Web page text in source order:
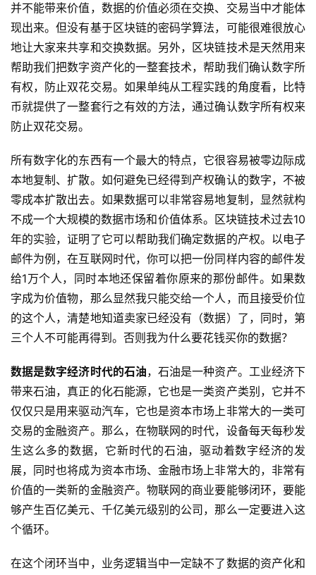
并不能带来价值，数据的价值必须在交换、交易当中才能体
现出来。但没有基于区块链的密码学算法，可能很难很放心
地让大家来共享和交换数据。另外，区块链技术是天然用来
帮助我们把数字资产化的一整套技术，帮助我们确认数字所
有权，防止双花交易。如果单纯从工程实践的角度看，比特
币就提供了一整套行之有效的方法，通过确认数字所有权来
防止双花交易。
所有数字化的东西有一个最大的特点，它很容易被零边际成
本地复制、扩散。如何避免已经得到产权确认的数字，不被
零成本扩散出去。如果数据可以非常容易地复制，显然就构
不成一个大规模的数据市场和价值体系。区块链技术过去10
年的实验，证明了它可以帮助我们确定数据的产权。以电子
邮件为例，在互联网时代，你可以把一份同样内容的邮件发
给1万个人，同时本地还保留着你原来的那份邮件。如果数
字成为价值物，那么显然我只能交给一个人，而且接受价位
的这个人，清楚地知道卖家已经没有（数据）了，同时，第
三个人不可能再得到。否则我为什么要花钱买你的数据？
数据是数字经济时代的石油，石油是一种资产。工业经济下
带来石油，真正的化石能源，它也是一类资产类别，它并不
仅仅只是用来驱动汽车，它也是资本市场上非常大的一类可
交易的金融资产。那么，在物联网的时代，设备每天每秒发
生这么多的数据，它新时代的石油，驱动着数字经济的发
展，同时也将成为资本市场、金融市场上非常大的，非常有
价值的一类新的金融资产。物联网的商业要能够闭环，要能
够产生百亿美元、千亿美元级别的公司，那么一定要进入这
个循环。
在这个闭环当中，业务逻辑当中一定缺不了数据的资产化和